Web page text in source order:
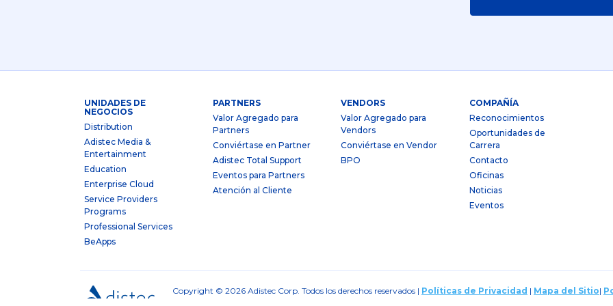
UNIDADES DE
NEGOCIOS
Distribution
Adistec Media &
Entertainment
Education
Enterprise Cloud
Service Providers
Programs
Professional Services
BeApps
PARTNERS
Valor Agregado para
Partners
Conviértase en Partner
Adistec Total Support
Eventos para Partners
Atención al Cliente
VENDORS
Valor Agregado para
Vendors
Conviértase en Vendor
BPO
COMPAÑÍA
Reconocimientos
Oportunidades de
Carrera
Contacto
Oficinas
Noticias
Eventos
Copyright © 2026 Adistec Corp. Todos los derechos reservados | Políticas de Privacidad | Mapa del Sitio|